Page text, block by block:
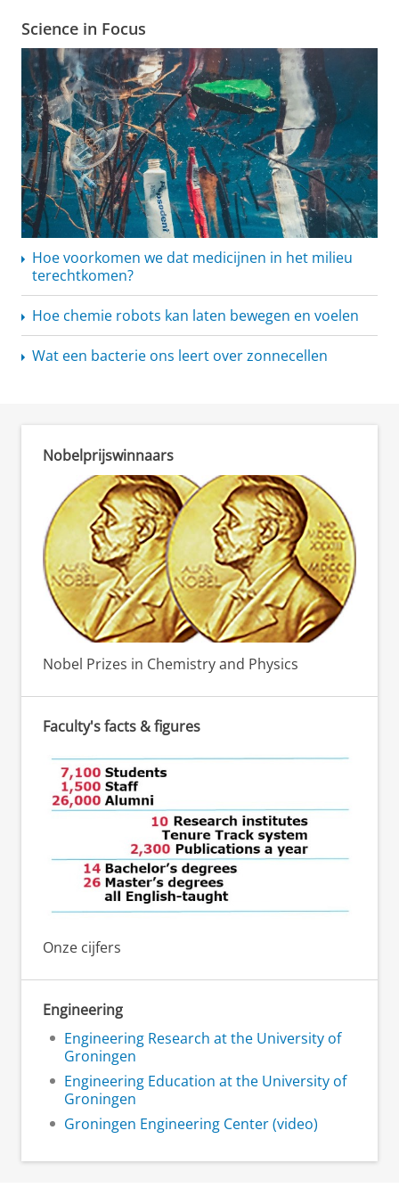
Science in Focus
Hoe voorkomen we dat medicijnen in het milieu
terechtkomen?
Hoe chemie robots kan laten bewegen en voelen
Wat een bacterie ons leert over zonnecellen
Nobelprijswinnaars
Nobel Prizes in Chemistry and Physics
Faculty's facts & figures
Onze cijfers
Engineering
Engineering Research at the University of
Groningen
Engineering Education at the University of
Groningen
Groningen Engineering Center (video)